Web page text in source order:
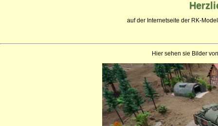
auf der Internetseite der RK-
Hier sehen sie Bilder